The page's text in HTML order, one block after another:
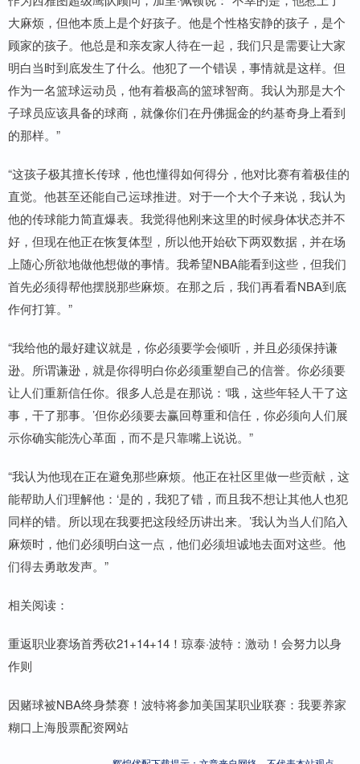
大麻烦，但他本质上是个好孩子。他是个性格安静的孩子，是个
顾家的孩子。他总是和亲友家人待在一起，我们只是需要让大家
明白当时到底发生了什么。他犯了一个错误，事情就是这样。但
作为一名篮球运动员，他有着极高的篮球智商。我认为那是大个
子球员应该具备的球商，就像你们在丹佛掘金的约基奇身上看到
的那样。”
“这孩子极其擅长传球，他也懂得如何得分，他对比赛有着极佳的
直觉。他甚至还能自己运球推进。对于一个大个子来说，我认为
他的传球能力简直爆表。我觉得他刚来这里的时候身体状态并不
好，但现在他正在恢复体型，所以他开始砍下两双数据，并在场
上随心所欲地做他想做的事情。我希望NBA能看到这些，但我们
首先必须得帮他摆脱那些麻烦。在那之后，我们再看看NBA到底
作何打算。”
“我给他的最好建议就是，你必须要学会倾听，并且必须保持谦
逊。所谓谦逊，就是你得明白你必须重塑自己的信誉。你必须要
让人们重新信任你。很多人总是在那说：‘哦，这些年轻人干了这
事，干了那事。’但你必须要去赢回尊重和信任，你必须向人们展
示你确实能洗心革面，而不是只靠嘴上说说。”
“我认为他现在正在避免那些麻烦。他正在社区里做一些贡献，这
能帮助人们理解他：‘是的，我犯了错，而且我不想让其他人也犯
同样的错。所以现在我要把这段经历讲出来。’我认为当人们陷入
麻烦时，他们必须明白这一点，他们必须坦诚地去面对这些。他
们得去勇敢发声。”
相关阅读：
重返职业赛场首秀砍21+14+14！琼泰·波特：激动！会努力以身
作则
因赌球被NBA终身禁赛！波特将参加美国某职业联赛：我要养家
糊口上海股票配资网站